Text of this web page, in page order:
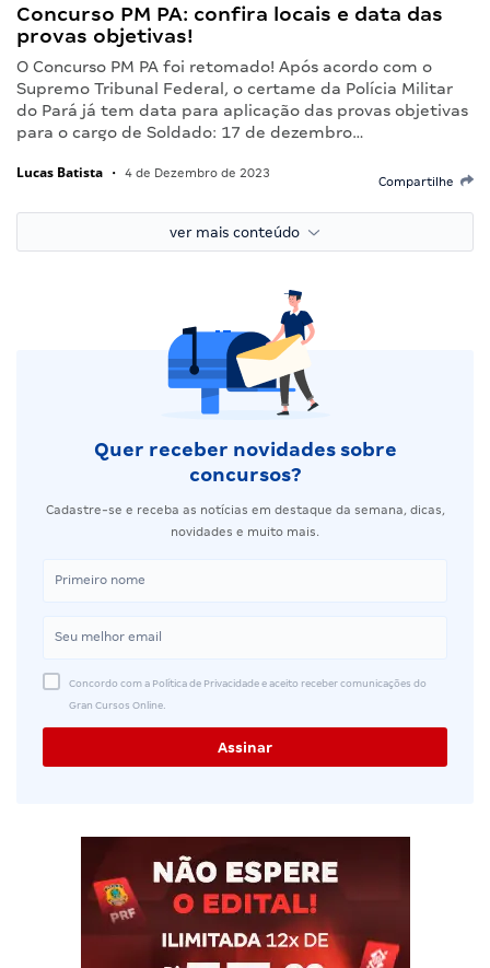
Concurso PM PA: confira locais e data das
provas objetivas!
O Concurso PM PA foi retomado! Após acordo com o
Supremo Tribunal Federal, o certame da Polícia Militar
do Pará já tem data para aplicação das provas objetivas
para o cargo de Soldado: 17 de dezembro…
Lucas Batista • 4 de Dezembro de 2023
Compartilhe
ver mais conteúdo
Quer receber novidades sobre
concursos?
Cadastre-se e receba as notícias em destaque da semana, dicas,
novidades e muito mais.
Concordo com a Política de Privacidade e aceito receber comunicações do
Gran Cursos Online.